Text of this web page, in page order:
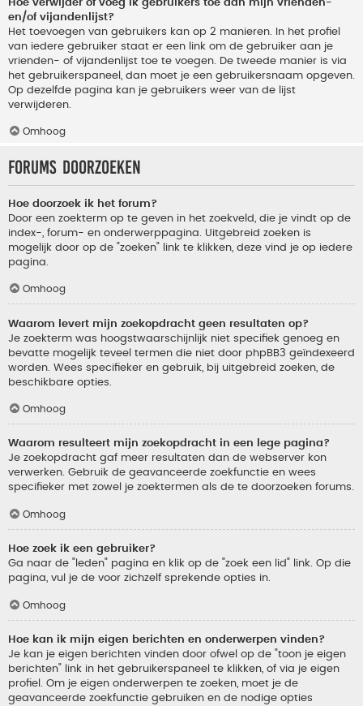
en/of vijandenlijst?
Het toevoegen van gebruikers kan op 2 manieren. In het profiel
van iedere gebruiker staat er een link om de gebruiker aan je
vrienden- of vijandenlijst toe te voegen. De tweede manier is via
het gebruikerspaneel, dan moet je een gebruikersnaam opgeven.
Op dezelfde pagina kan je gebruikers weer van de lijst
verwijderen.
Omhoog
Forums doorzoeken
Hoe doorzoek ik het forum?
Door een zoekterm op te geven in het zoekveld, die je vindt op de
index-, forum- en onderwerppagina. Uitgebreid zoeken is
mogelijk door op de "zoeken" link te klikken, deze vind je op iedere
pagina.
Omhoog
Waarom levert mijn zoekopdracht geen resultaten op?
Je zoekterm was hoogstwaarschijnlijk niet specifiek genoeg en
bevatte mogelijk teveel termen die niet door phpBB3 geïndexeerd
worden. Wees specifieker en gebruik, bij uitgebreid zoeken, de
beschikbare opties.
Omhoog
Waarom resulteert mijn zoekopdracht in een lege pagina?
Je zoekopdracht gaf meer resultaten dan de webserver kon
verwerken. Gebruik de geavanceerde zoekfunctie en wees
specifieker met zowel je zoektermen als de te doorzoeken forums.
Omhoog
Hoe zoek ik een gebruiker?
Ga naar de "leden" pagina en klik op de "zoek een lid" link. Op die
pagina, vul je de voor zichzelf sprekende opties in.
Omhoog
Hoe kan ik mijn eigen berichten en onderwerpen vinden?
Je kan je eigen berichten vinden door ofwel op de "toon je eigen
berichten" link in het gebruikerspaneel te klikken, of via je eigen
profiel. Om je eigen onderwerpen te zoeken, moet je de
geavanceerde zoekfunctie gebruiken en de nodige opties